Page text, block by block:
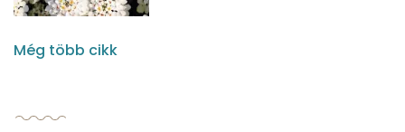
Még több cikk